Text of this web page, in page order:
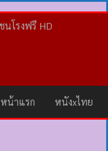
หน้าแรก หนังxไทย